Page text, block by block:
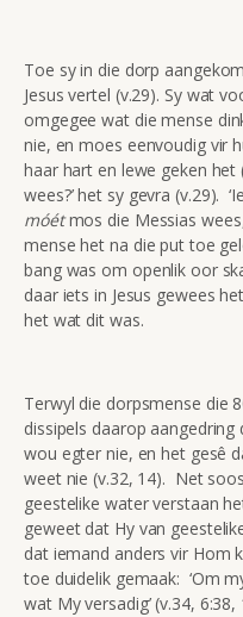
Toe sy in die dorp
Jesus vertel (v.29). Sy wat
omgegee wat die mense
nie, en moes eenvoudig vir
haar hart en lewe geken het
wees?’ het sy gevra (v.29).
móétmos die Messias
mense het na die put toe
bang was om openlik oor
daar iets in Jesus gewees
het wat dit was.
Terwyl die dorpsmense die
dissipels daarop
wou egter nie, en het gesê
weet nie (v.32, 14). Net
geestelike water verstaan
geweet dat Hy van
dat iemand anders vir Hom
toe duidelik gemaak: ‘Om
wat My versadig’ (v.34,